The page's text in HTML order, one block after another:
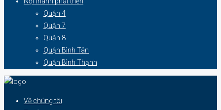
Quận 4
Quận 7
Quận 8
Quận Bình Tân
Quận Bình Thạnh
Về chúng tôi